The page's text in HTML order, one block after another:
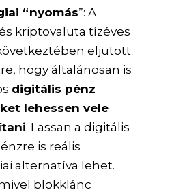
“nyomás”: A
kriptovaluta tízéves
eljutott
hogy általánosan is
digitális pénz
lehessen vele
. Lassan a digitális
is reális
alternatíva lehet.
blokklánc